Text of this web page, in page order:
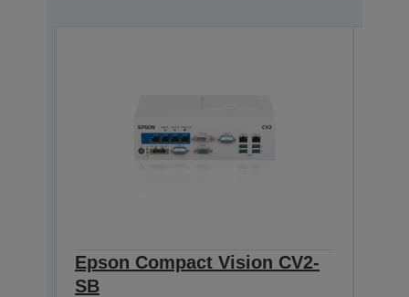
Epson Compact Vision CV2-
SB